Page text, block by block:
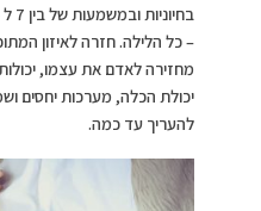
– כל הלילה. חזרה לאיזון
מחזירה לאדם את עצמו,
יכולת הכלה, מערכות יחסים
להעריך עד כמה.